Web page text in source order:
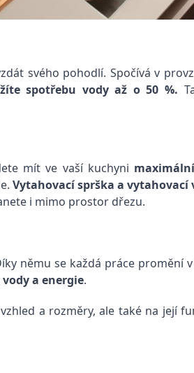
svého pohodlí. Spočívá v
spotřebu vody až o 50 %.
mít ve vaší kuchyni
Vytahovací sprška a vytahovací
i mimo prostor dřezu.
němu se každá práce
a energie.
a rozměry, ale také na její